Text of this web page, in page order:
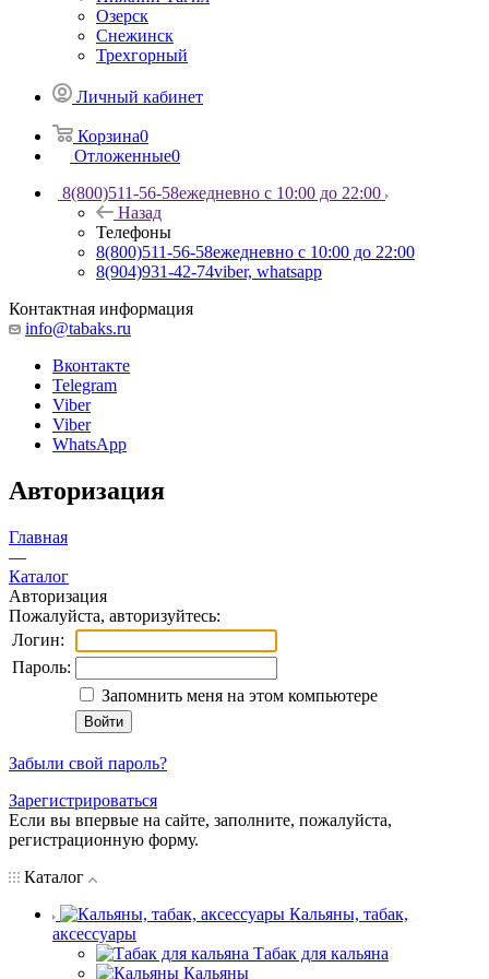
Озерск
Снежинск
Трехгорный
Личный кабинет
Корзина0
Отложенные0
8(800)511-56-58ежедневно с 10:00 до 22:00
Назад
Телефоны
8(800)511-56-58ежедневно с 10:00 до 22:00
8(904)931-42-74viber, whatsapp
Контактная информация
info@tabaks.ru
Вконтакте
Telegram
Viber
Viber
WhatsApp
Авторизация
Главная
—
Каталог
Авторизация
Пожалуйста, авторизуйтесь:
Логин:
Пароль:
Запомнить меня на этом компьютере
Забыли свой пароль?
Зарегистрироваться
Если вы впервые на сайте, заполните, пожалуйста,
регистрационную форму.
Каталог
Кальяны, табак,
аксессуары
Табак для кальяна
Кальяны